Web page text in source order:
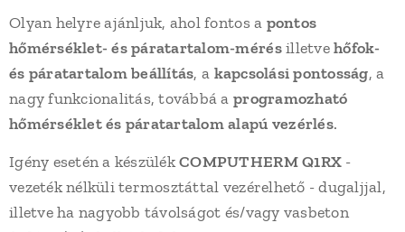
Olyan helyre ajánljuk, ahol fontos a pontos
hőmérséklet- és páratartalom-mérésilletvehőfok-
és páratartalom beállítás, a kapcsolási pontosság, a
nagy funkcionalitás, továbbá a programozható
hőmérséklet és páratartalom alapú vezérlés.
Igény esetén a készülékCOMPUTHERM Q1RX -
vezeték nélküli termosztáttal vezérelhető - dugaljjal,
illetve ha nagyobb távolságot és/vagy vasbeton